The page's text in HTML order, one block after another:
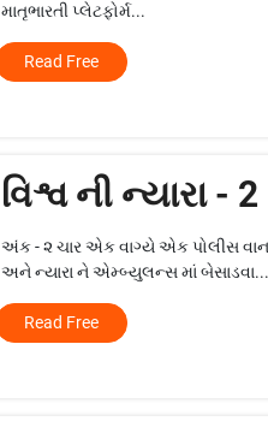
માતૃભારતી પ્લેટફોર્મ...
Read Free
વિશ્વ ની ન્યારા - 2
અંક - ૨ ચાર એક વાગ્યે એક પોલીસ
અને ન્યારા ને એમ્બ્યુલન્સ માં બેસાડવા...
Read Free